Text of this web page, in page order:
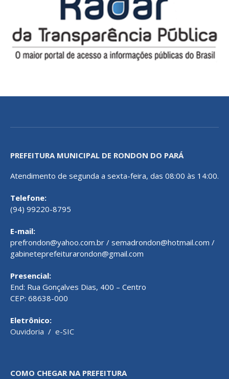
PREFEITURA MUNICIPAL DE RONDON DO PARÁ
Atendimento de segunda a sexta-feira, das 08:00 às 14:00.
Telefone:
(94) 99220-8795
E-mail:
prefrondon@yahoo.com.br / semadrondon@hotmail.com /
gabineteprefeiturarondon@gmail.com
Presencial:
End: Rua Gonçalves Dias, 400 – Centro
CEP: 68638-000
Eletrônico:
Ouvidoria / e-SIC
COMO CHEGAR NA PREFEITURA